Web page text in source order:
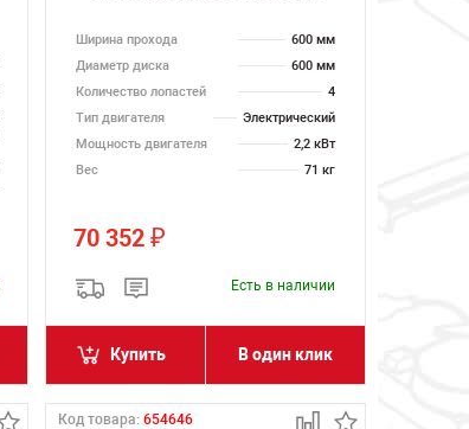
Ширина прохода
600 мм
Диаметр диска
600 мм
Количество лопастей
4
Тип двигателя
Электрический
Мощность двигателя
2,2 кВт
Вес
71 кг
70 352₽
Есть в наличии
Купить В один клик
Код товара:654646